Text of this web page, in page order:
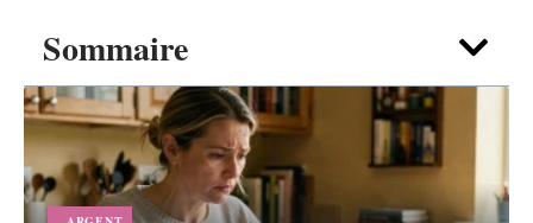
Sommaire